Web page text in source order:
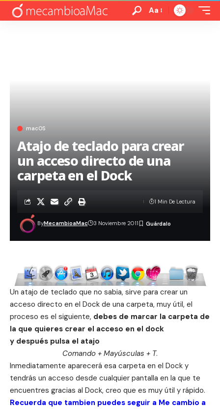
Aa
macOS
Atajo de teclado para crear
un acceso directo de una
carpeta en el Dock
ByMecambioaMac 3 Noviembre 2011
1 Min De Lectura
Un atajo de teclado que no sabia, sirve para crear un
acceso directo en el Dock de una carpeta, muy útil, el
proceso es el siguiente, debes de marcar la carpeta de
la que quieres crear el acceso en el dock
y después pulsa el atajo
Comando + Mayúsculas + T.
Inmediatamente aparecerá esa carpeta en el Dock y
tendrás un acceso desde cualquier pantalla en la que te
encuentres gracias al Dock, creo que es muy útil y rápido.
Recuerda que tambien puedes seguir a Me cambio a